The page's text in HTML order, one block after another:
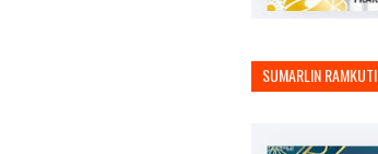
SUMARLIN RAMKUTI